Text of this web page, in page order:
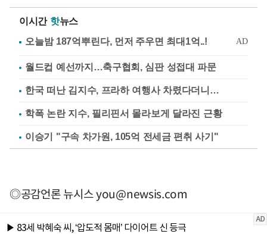
이시간 핫뉴스
월드컵 예선까지…축구협회, 심판 성접대 파문
한국 떠난 김지수, 프라하 여행사 차렸다더니…
학폭 논란 지수, 필리핀서 몰라보게 달라진 근황
이승기 "구속 차가원, 105억 전세금 편취 사기"
◎공감언론 뉴시스you@newsis.com